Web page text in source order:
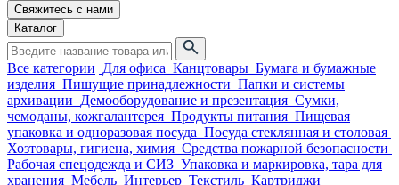
Свяжитесь с нами
Каталог
Все категории Для офиса Канцтовары Бумага и бумажные
изделия Пишущие принадлежности Папки и системы
архивации Демооборудование и презентация Сумки,
чемоданы, кожгалантерея Продукты питания Пищевая
упаковка и одноразовая посуда Посуда стеклянная и столовая
Хозтовары, гигиена, химия Средства пожарной безопасности
Рабочая спецодежда и СИЗ Упаковка и маркировка, тара для
хранения Мебель Интерьер Текстиль Картриджи